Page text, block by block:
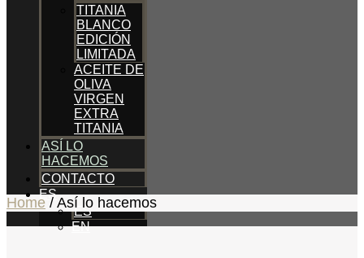
TITANIA
BLANCO
EDICIÓN
LIMITADA
ACEITE DE
OLIVA
VIRGEN
EXTRA
TITANIA
ASÍ LO
HACEMOS
CONTACTO
ES
ES
EN
Home / Así lo hacemos